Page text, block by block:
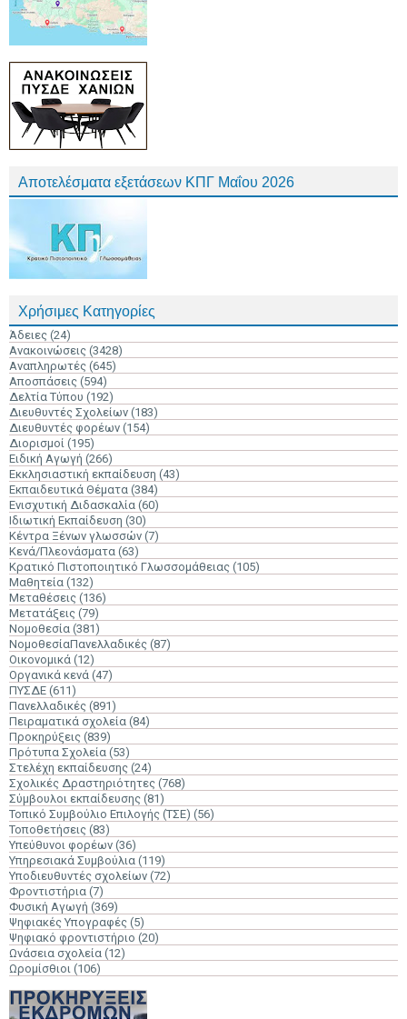
Αποτελέσματα εξετάσεων ΚΠΓ Μαΐου 2026
Χρήσιμες Κατηγορίες
Άδειες (24)
Ανακοινώσεις (3428)
Αναπληρωτές (645)
Αποσπάσεις (594)
Δελτία Τύπου (192)
Διευθυντές Σχολείων (183)
Διευθυντές φορέων (154)
Διορισμοί (195)
Ειδική Αγωγή (266)
Εκκλησιαστική εκπαίδευση (43)
Εκπαιδευτικά Θέματα (384)
Ενισχυτική Διδασκαλία (60)
Ιδιωτική Εκπαίδευση (30)
Κέντρα Ξένων γλωσσών (7)
Κενά/Πλεονάσματα (63)
Κρατικό Πιστοποιητικό Γλωσσομάθειας (105)
Μαθητεία (132)
Μεταθέσεις (136)
Μετατάξεις (79)
Νομοθεσία (381)
ΝομοθεσίαΠανελλαδικές (87)
Οικονομικά (12)
Οργανικά κενά (47)
ΠΥΣΔΕ (611)
Πανελλαδικές (891)
Πειραματικά σχολεία (84)
Προκηρύξεις (839)
Πρότυπα Σχολεία (53)
Στελέχη εκπαίδευσης (24)
Σχολικές Δραστηριότητες (768)
Σύμβουλοι εκπαίδευσης (81)
Τοπικό Συμβούλιο Επιλογής (ΤΣΕ) (56)
Τοποθετήσεις (83)
Υπεύθυνοι φορέων (36)
Υπηρεσιακά Συμβούλια (119)
Υποδιευθυντές σχολείων (72)
Φροντιστήρια (7)
Φυσική Αγωγή (369)
Ψηφιακές Υπογραφές (5)
Ψηφιακό φροντιστήριο (20)
Ωνάσεια σχολεία (12)
Ωρομίσθιοι (106)